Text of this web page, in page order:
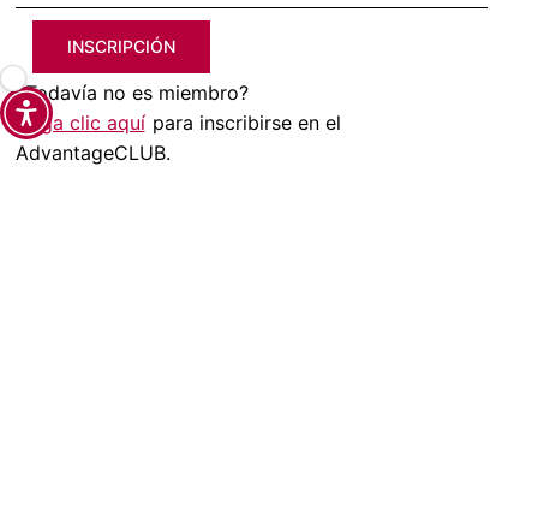
INSCRIPCIÓN
¿Todavía no es miembro?
Haga clic aquí para inscribirse en el
AdvantageCLUB.